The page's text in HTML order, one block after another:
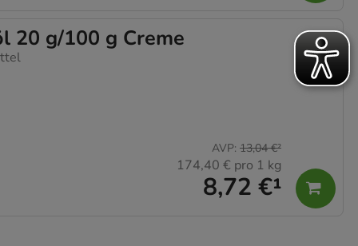
20 g/100 g Creme
8,72 €¹
AVP: 13,04 €²
174,40 € pro 1 kg